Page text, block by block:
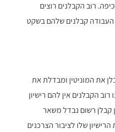
רוב הקבלנים רוצים
העבודה קבלנים שלהם בשקט
את המוניטין ומבדלת את
הקבלנים אין להם רישיון
קבלן רשום נבדל משאר
שלו לציבור הצרכנים